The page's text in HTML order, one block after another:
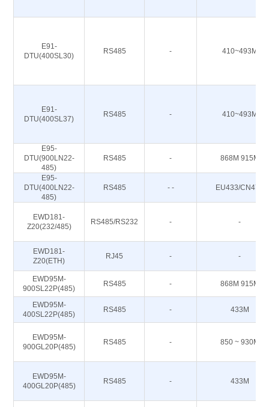
E91-
DTU(400SL30)
RS485 - 410~493M
E91-
DTU(400SL37)
RS485 - 410~493M
E95-
DTU(900LN22-
485)
RS485 - 868M 915M
E95-
DTU(400LN22-
485)
RS485 - - EU433/CN470
EWD181-
Z20(232/485)
RS485/RS232 - -
EWD181-
Z20(ETH)
RJ45 - -
EWD95M-
900SL22P(485)
RS485 - 868M 915M
EWD95M-
400SL22P(485)
RS485 - 433M
EWD95M-
900GL20P(485)
RS485 - 850 ~ 930M
EWD95M-
400GL20P(485)
RS485 - 433M